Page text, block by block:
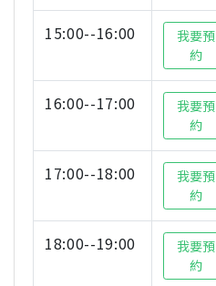
15:00--16:00
我要預
約
16:00--17:00
我要預
約
17:00--18:00
我要預
約
18:00--19:00
我要預
約